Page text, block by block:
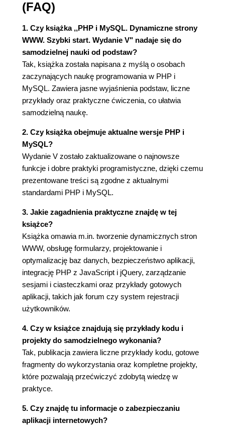
Wybór typu kolumny 142
Wybór innych właściwości kolumn 146
Korzystanie z serwera MySQL 149
Podsumowanie i kontynuacja 156
Rozdział 5. Wprowadzenie do SQL-a 157
Tworzenie baz danych i tabel 158
Wstawianie rekordów 161
Wybieranie danych 166
Wyrażenia warunkowe 168
Stosowanie LIKE i NOT LIKE 171
Sortowanie wyników zapytania 173
Ograniczanie wyników zapytania 175
Aktualizacja danych 177
Usuwanie danych 179
Stosowanie funkcji 181
Podsumowanie i kontynuacja 192
Normalizacja 194
Tworzenie indeksów 207
Stosowanie różnych typów tabel 210
Języki i MySQL 212
Strefy czasowe a MySQL 217
Ograniczenia klucza obcego 223
Podsumowanie i kontynuacja 230
Rozdział 7. Zaawansowany SQL i MySQL 231
Grupowanie wyników zapytania 242
Zaawansowane wybieranie danych 246
Wyszukiwanie FULLTEXT 250
Optymalizacja zapytań 258
Wykonywanie transakcji 262
Szyfrowanie baz danych 265
Podsumowanie i kontynuacja 268
Rozdział 8. Obsługa i usuwanie błędów 269
(FAQ)
1. Czy książka ,,PHP i MySQL. Dynamiczne strony
WWW. Szybki start. Wydanie V" nadaje się do
samodzielnej nauki od podstaw?
Tak, książka została napisana z myślą o osobach
zaczynających naukę programowania w PHP i
MySQL. Zawiera jasne wyjaśnienia podstaw, liczne
przykłady oraz praktyczne ćwiczenia, co ułatwia
samodzielną naukę.
2. Czy książka obejmuje aktualne wersje PHP i
MySQL?
Wydanie V zostało zaktualizowane o najnowsze
funkcje i dobre praktyki programistyczne, dzięki czemu
prezentowane treści są zgodne z aktualnymi
standardami PHP i MySQL.
3. Jakie zagadnienia praktyczne znajdę w tej
książce?
Książka omawia m.in. tworzenie dynamicznych stron
WWW, obsługę formularzy, projektowanie i
optymalizację baz danych, bezpieczeństwo aplikacji,
integrację PHP z JavaScript i jQuery, zarządzanie
sesjami i ciasteczkami oraz przykłady gotowych
aplikacji, takich jak forum czy system rejestracji
użytkowników.
4. Czy w książce znajdują się przykłady kodu i
projekty do samodzielnego wykonania?
Tak, publikacja zawiera liczne przykłady kodu, gotowe
fragmenty do wykorzystania oraz kompletne projekty,
które pozwalają przećwiczyć zdobytą wiedzę w
praktyce.
5. Czy znajdę tu informacje o zabezpieczaniu
aplikacji internetowych?